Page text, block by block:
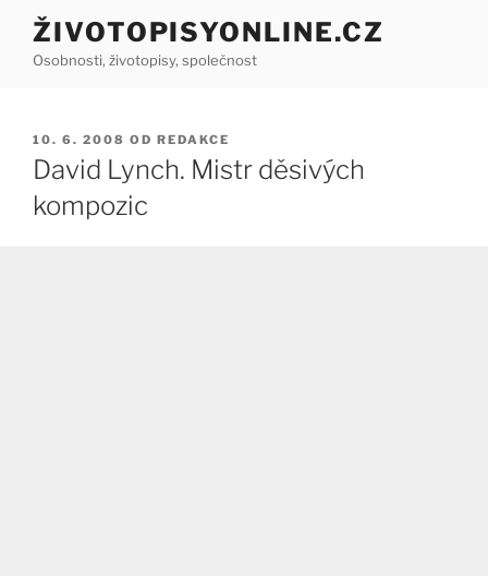
Přejít
obsahu
ŽIVOTOPISYONLINE.CZ
Osobnosti, životopisy, společnost
PUBLIKOVÁNO
10. 6. 2008 OD REDAKCE
David Lynch. Mistr děsivých
kompozic